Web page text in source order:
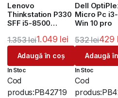
Lenovo
Thinkstation P330
SFF i5-8500
10/11 Pro Garantie
3 Ani
1.353lei
Prețul
inițial
a
fost:
1.049 lei
Prețul
curent
este:
1.049 lei.
Adaugă în coș
In Stoc
Cod
produs:PB42719
Dell
Micro Pc
Win 10 pro
532lei
Prețul
inițial
a
fost:
429
Prețul
curent
este:
429 lei.
Adaugă
In Stoc
Cod
produs: